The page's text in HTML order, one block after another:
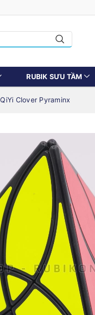
RUBIK SƯU TẦM
QiYi Clover Pyraminx